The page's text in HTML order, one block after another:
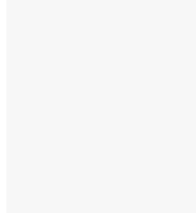
Работа начинается с момента
услуг. Пожалуйста, обратите
приступить к работе по заявке
опросника с заполненной
планируемом бизнесе и
Пожалуйста, обратите
получить полную информацию в
процессе работы могут
Из опросника будет
эта заявка входит в список
будет подписать для